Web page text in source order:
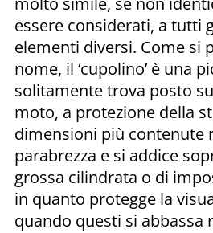
essere considerati, a tutti
elementi diversi. Come si
nome, il ‘cupolino’ è una
solitamente trova posto
moto, a protezione della
dimensioni più contenute
parabrezza e si addice
grossa cilindrata o di
in quanto protegge la
quando questi si abbassa